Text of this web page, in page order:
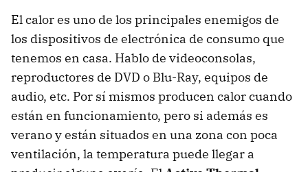
El calor es uno de los principales enemigos de
los dispositivos de electrónica de consumo que
tenemos en casa. Hablo de videoconsolas,
reproductores de DVD o Blu-Ray, equipos de
audio, etc. Por sí mismos producen calor cuando
están en funcionamiento, pero si además es
verano y están situados en una zona con poca
ventilación, la temperatura puede llegar a